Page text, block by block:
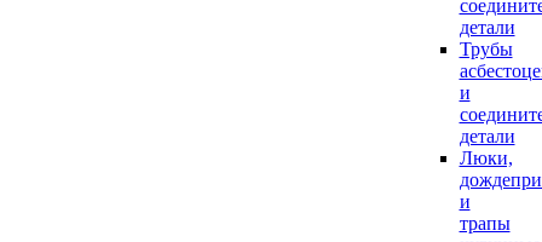
детали
Трубы
и
детали
Люки,
и
трапы